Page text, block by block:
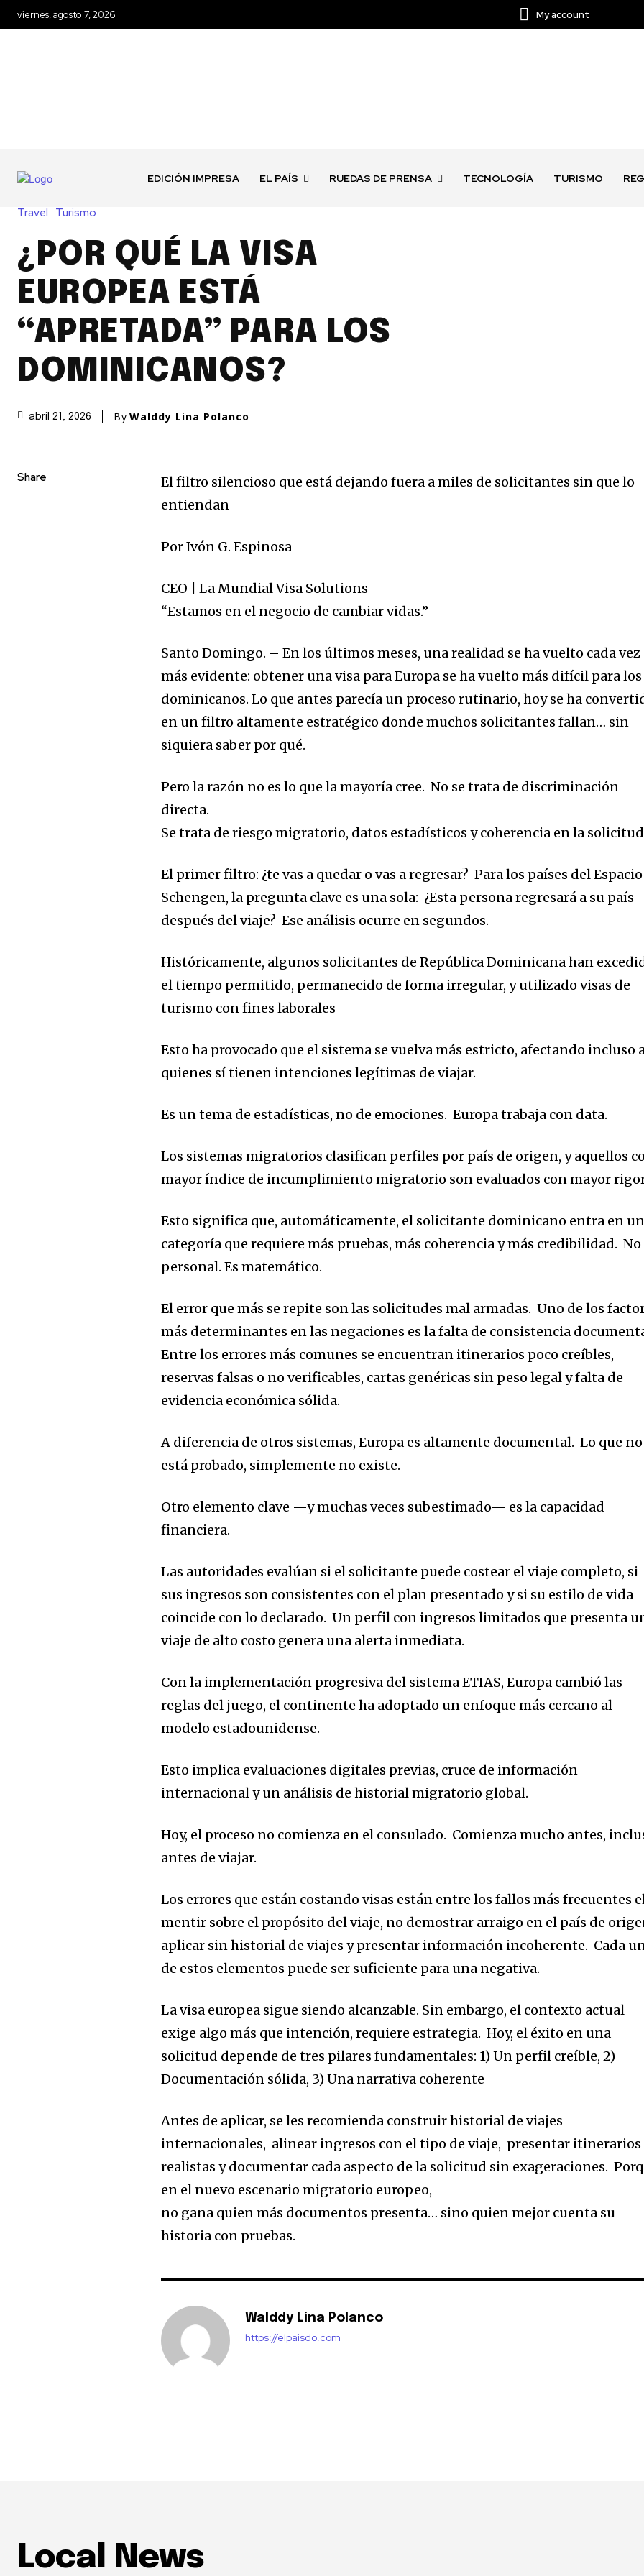
viernes, agosto 7, 2026 My account
EDICIÓN IMPRESA EL PAÍS RUEDAS DE PRENSA TECNOLOGÍA TURISMO
Travel Turismo
¿POR QUÉ LA VISA
EUROPEA ESTÁ
“APRETADA” PARA LOS
DOMINICANOS?
abril 21, 2026 By Walddy Lina Polanco
Share
El filtro silencioso que está dejando fuera a miles de solicitantes sin que lo
entiendan
PorIvón G. Espinosa
CEO | La Mundial Visa Solutions
“Estamos en el negocio de cambiar vidas.”
Santo Domingo. –En los últimos meses, una realidad se ha vuelto cada vez
más evidente: obtener una visa para Europa se ha vuelto más difícil para los
dominicanos. Lo que antes parecía un proceso rutinario, hoy se ha
en un filtro altamente estratégico donde muchos solicitantes fallan… sin
siquiera saber por qué.
Pero la razón no es lo que la mayoría cree. No se trata de discriminación
directa.
Se trata deriesgo migratorio, datos estadísticos y coherencia en la solicitud
El primer filtro: ¿te vas a quedar o vas a regresar? Para los países del Espacio
Schengen, la pregunta clave es una sola: ¿Esta persona regresará a su país
después del viaje? Ese análisis ocurre en segundos.
Históricamente, algunos solicitantes de República Dominicana han e
el tiempo permitido, permanecido de forma irregular, yutilizado visas de
turismo con fines laborales
Esto ha provocado que el sistema se vuelva más estricto, afectando incluso
quienes sí tienen intenciones legítimas de viajar.
Es un tema de estadísticas, no de emociones. Europa trabaja con data.
Los sistemas migratorios clasifican perfiles por país de origen, y aquellos
mayor índice de incumplimiento migratorio son evaluados con mayor
Esto significa que, automáticamente, el solicitante dominicano entra en
categoría que requiere más pruebas, más coherenciay más credibilidad.No
personal. Es matemático.
El error que más se repite son las solicitudes mal armadas.Uno de los
más determinantes en las negaciones es lafalta de consistencia
Entre los errores más comunes se encuentran itinerarios poco creíbles,
reservas falsas o no verificables, cartas genéricas sin peso legaly falta de
evidencia económica sólida.
A diferencia de otros sistemas, Europa es altamente documental. Lo que no
está probado, simplemente no existe.
Otro elemento clave —y muchas veces subestimado— es la capacidad
financiera.
Las autoridades evalúan si el solicitante puede costear el viaje completo, si
sus ingresos son consistentes con el plan presentado y si su estilo de vida
coincide con lo declarado.Un perfil con ingresos limitados que presenta
viaje de alto costo genera una alerta inmediata.
Con la implementación progresiva del sistema ETIAS,Europa cambió las
reglas del juego, el continente ha adoptado un enfoque más cercano al
modelo estadounidense.
Esto implica evaluaciones digitales previas, cruce de información
internacionaly un análisis de historial migratorio global.
Hoy, el proceso no comienza en el consulado. Comienza mucho antes,
antes de viajar.
Los errores que están costando visas están entre losfallosmás frecuentes
mentir sobre el propósito del viaje, no demostrar arraigo en el país de
aplicar sin historial de viajes y presentar información incoherente. Cada
de estos elementos puede ser suficiente para una negativa.
La visa europea sigue siendo alcanzable. Sin embargo, el contexto actual
exige algo más que intención,requiere estrategia. Hoy, el éxito en una
solicitud depende de tres pilares fundamentales: 1) Un perfil creíble, 2)
Documentación sólida, 3)Una narrativa coherente
Antes de aplicar, se les recomienda construir historial de viajes
internacionales, alinear ingresos con el tipo de viaje, presentar itinerarios
realistas y documentar cada aspecto de la solicitud sin exageraciones.
en el nuevo escenario migratorio europeo,
no gana quien más documentos presenta… sino quien mejor cuenta su
historia con pruebas.
Walddy Lina Polanco
https://elpaisdo.com
Local News